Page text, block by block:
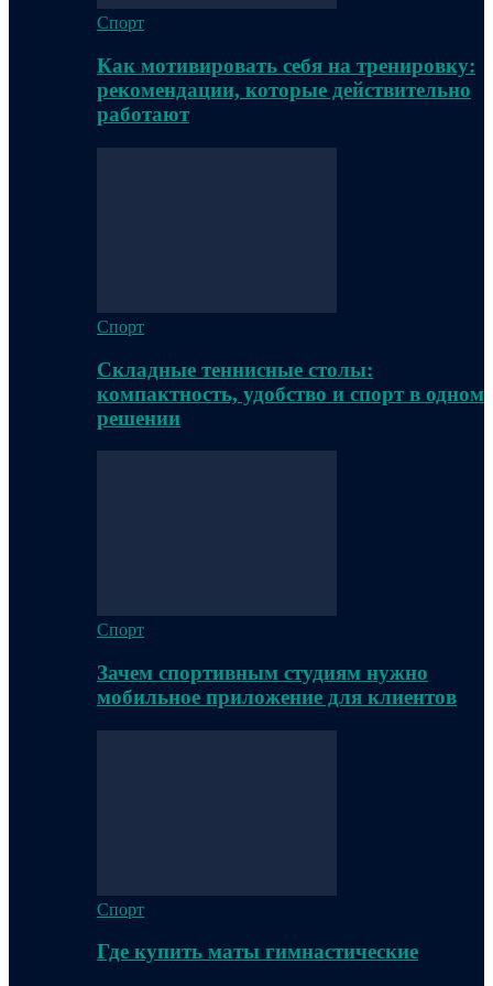
Спорт
Как мотивировать себя на тренировку:
рекомендации, которые действительно
работают
Спорт
Складные теннисные столы:
компактность, удобство и спорт в одном
решении
Спорт
Зачем спортивным студиям нужно
мобильное приложение для клиентов
Спорт
Где купить маты гимнастические